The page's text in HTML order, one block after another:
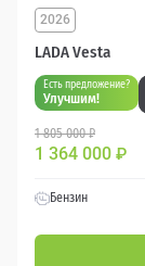
LADA Vesta
2026
Есть предложение?
Улучшим!
1 805 000 ₽
1 364 000 ₽
Бензин